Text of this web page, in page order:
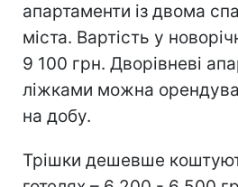
апартаменти із двома
міста. Вартість у
9 100 грн. Дворівневі
ліжками можна
на добу.
Трішки дешевше